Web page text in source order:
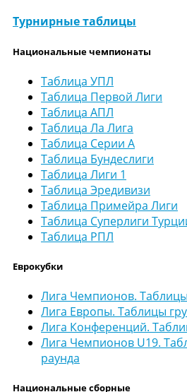
Турнирные таблицы
Национальные чемпионаты
Таблица УПЛ
Таблица Первой Лиги
Таблица АПЛ
Таблица Ла Лига
Таблица Серии А
Таблица Бундеслиги
Таблица Лиги 1
Таблица Эредивизи
Таблица Примейра Лиги
Таблица Суперлиги
Таблица РПЛ
Еврокубки
Лига Чемпионов.
Лига Европы. Таблицы
Лига Конференций.
Лига Чемпионов U19.
раунда
Национальные сборные